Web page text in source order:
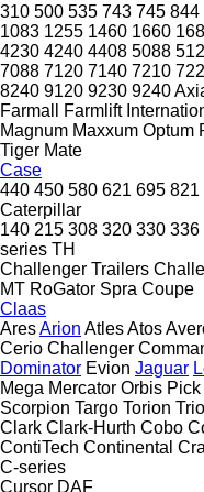
310 500 535 743 745 844
1083 1255 1460 1660
4230 4240 4408 5088
7088 7120 7140 7210
8240 9120 9230 9240
Farmall
Farmlift
Magnum Maxxum Optum
Tiger Mate
Case
440 450 580 621 695 821
Caterpillar
140 215 308 320 330 336
series TH
Challenger Trailers
MT RoGator Spra Coupe
Claas
AresArion AtlesAtos
Cerio Challenger
Dominator Evion Jaguar
Mega Mercator Orbis
Scorpion Targo Torion
Clark Clark-Hurth Cobo
ContiTech Continental
C-series
Cursor DAF